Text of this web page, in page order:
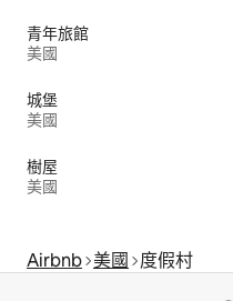
青年旅館
美國
城堡
美國
樹屋
美國
Airbnb 美國 度假村